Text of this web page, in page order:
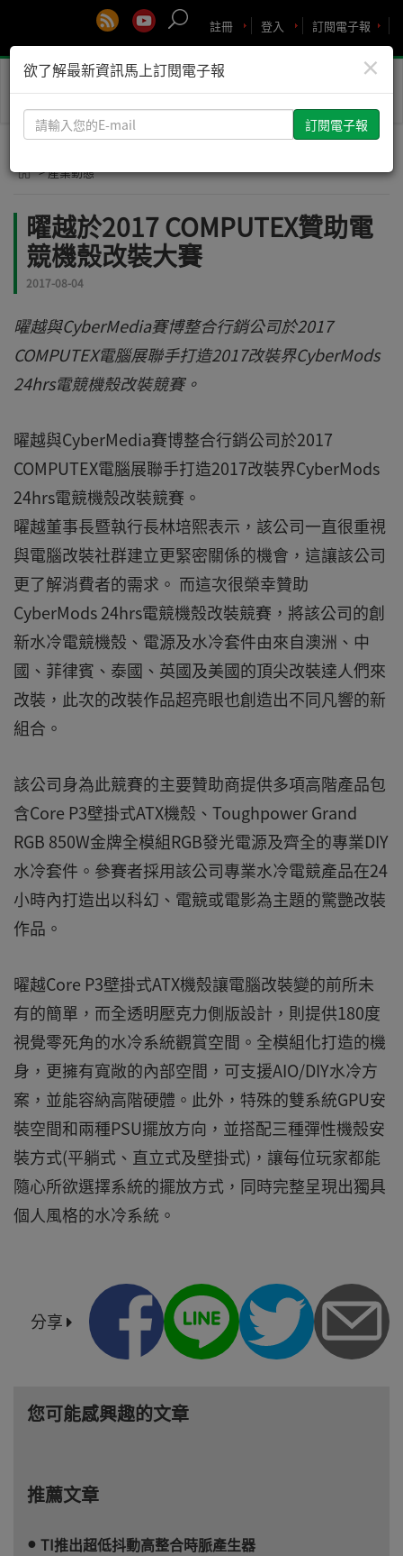
訂閱電子報
登入
註冊
Toggle
> 產業動態
曜越於2017 COMPUTEX贊助電
競機殼改裝大賽
2017-08-04
曜越與CyberMedia賽博整合行銷公司於2017
COMPUTEX電腦展聯手打造2017改裝界CyberMods
24hrs電競機殼改裝競賽。
曜越與CyberMedia賽博整合行銷公司於2017
COMPUTEX電腦展聯手打造2017改裝界CyberMods
24hrs電競機殼改裝競賽。
曜越董事長暨執行長林培熙表示，該公司一直很重視
與電腦改裝社群建立更緊密關係的機會，這讓該公司
更了解消費者的需求。 而這次很榮幸贊助
CyberMods 24hrs電競機殼改裝競賽，將該公司的創
新水冷電競機殼、電源及水冷套件由來自澳洲、中
國、菲律賓、泰國、英國及美國的頂尖改裝達人們來
改裝，此次的改裝作品超亮眼也創造出不同凡響的新
組合。
該公司身為此競賽的主要贊助商提供多項高階產品包
含Core P3壁掛式ATX機殼、Toughpower Grand
RGB 850W金牌全模組RGB發光電源及齊全的專業DIY
水冷套件。參賽者採用該公司專業水冷電競產品在24
小時內打造出以科幻、電競或電影為主題的驚艷改裝
作品。
曜越Core P3壁掛式ATX機殼讓電腦改裝變的前所未
有的簡單，而全透明壓克力側版設計，則提供180度
視覺零死角的水冷系統觀賞空間。全模組化打造的機
身，更擁有寬敞的內部空間，可支援AIO/DIY水冷方
案，並能容納高階硬體。此外，特殊的雙系統GPU安
裝空間和兩種PSU擺放方向，並搭配三種彈性機殼安
裝方式(平躺式、直立式及壁掛式)，讓每位玩家都能
隨心所欲選擇系統的擺放方式，同時完整呈現出獨具
個人風格的水冷系統。
分享
您可能感興趣的文章
推薦文章
TI推出超低抖動高整合時脈產生器
×
欲了解最新資訊馬上訂閱電子報
請
輸
您
E-
mail